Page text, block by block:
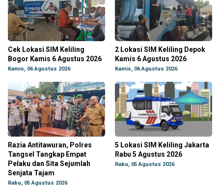
Cek Lokasi SIM Keliling
Bogor Kamis 6 Agustus 2026
Kamis, 06 Agustus 2026
2 Lokasi SIM Keliling Depok
Kamis 6 Agustus 2026
Kamis, 06 Agustus 2026
Razia Antitawuran, Polres
Tangsel Tangkap Empat
Pelaku dan Sita Sejumlah
Senjata Tajam
Rabu, 05 Agustus 2026
5 Lokasi SIM Keliling Jakarta
Rabu 5 Agustus 2026
Rabu, 05 Agustus 2026